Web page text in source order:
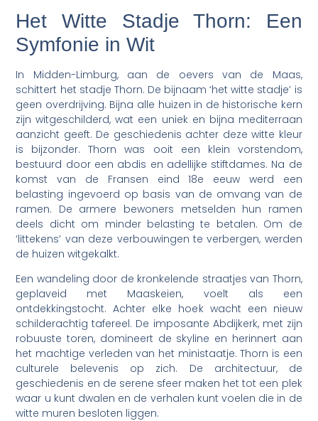
Het Witte Stadje Thorn: Een
Symfonie in Wit
In Midden-Limburg, aan de oevers van de Maas,
schittert het stadje Thorn. De bijnaam ‘het witte stadje’ is
geen overdrijving. Bijna alle huizen in de historische kern
zijn witgeschilderd, wat een uniek en bijna mediterraan
aanzicht geeft. De geschiedenis achter deze witte kleur
is bijzonder. Thorn was ooit een klein vorstendom,
bestuurd door een abdis en adellijke stiftdames. Na de
komst van de Fransen eind 18e eeuw werd een
belasting ingevoerd op basis van de omvang van de
ramen. De armere bewoners metselden hun ramen
deels dicht om minder belasting te betalen. Om de
‘littekens’ van deze verbouwingen te verbergen, werden
de huizen witgekalkt.
Een wandeling door de kronkelende straatjes van Thorn,
geplaveid met Maaskeien, voelt als een
ontdekkingstocht. Achter elke hoek wacht een nieuw
schilderachtig tafereel. De imposante Abdijkerk, met zijn
robuuste toren, domineert de skyline en herinnert aan
het machtige verleden van het ministaatje. Thorn is een
culturele belevenis op zich. De architectuur, de
geschiedenis en de serene sfeer maken het tot een plek
waar u kunt dwalen en de verhalen kunt voelen die in de
witte muren besloten liggen.